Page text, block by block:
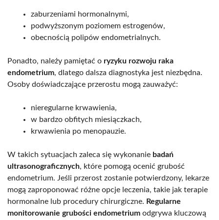
zaburzeniami hormonalnymi,
podwyższonym poziomem estrogenów,
obecnością polipów endometrialnych.
Ponadto, należy pamiętać o ryzyku rozwoju raka
endometrium, dlatego dalsza diagnostyka jest niezbędna.
Osoby doświadczające przerostu mogą zauważyć:
nieregularne krwawienia,
w bardzo obfitych miesiączkach,
krwawienia po menopauzie.
W takich sytuacjach zaleca się wykonanie badań
ultrasonograficznych, które pomogą ocenić grubość
endometrium. Jeśli przerost zostanie potwierdzony, lekarze
mogą zaproponować różne opcje leczenia, takie jak terapie
hormonalne lub procedury chirurgiczne. Regularne
monitorowanie grubości endometrium odgrywa kluczową